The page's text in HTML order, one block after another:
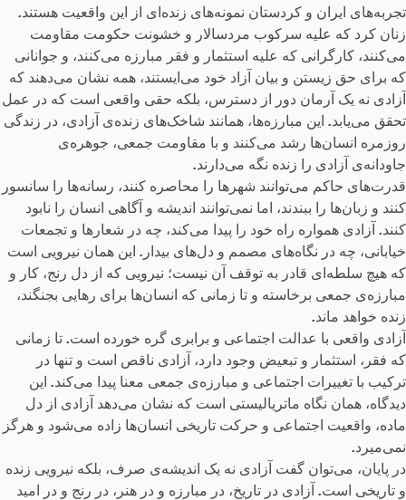
تجربه‌های ایران و کردستان نمونه‌های زنده‌ای از این واقعیت هستند.
زنان کرد که علیه سرکوب مردسالار و خشونت حکومت مقاومت
می‌کنند، کارگرانی که علیه استثمار و فقر مبارزه می‌کنند، و جوانانی
که برای حق زیستن و بیان آزاد خود می‌ایستند، همه نشان می‌دهند که
آزادی نه یک آرمان دور از دسترس، بلکه حقی واقعی است که در عمل
تحقق می‌یابد. این مبارزه‌ها، همانند شاخک‌های زنده‌ی آزادی، در زندگی
روزمره انسان‌ها رشد می‌کنند و با مقاومت جمعی، جوهره‌ی
جاودانه‌ی آزادی را زنده نگه می‌دارند.
قدرت‌های حاکم می‌توانند شهرها را محاصره کنند، رسانه‌ها را سانسور
کنند و زبان‌ها را ببندند، اما نمی‌توانند اندیشه و آگاهی انسان را نابود
کنند. آزادی همواره راه خود را پیدا می‌کند، چه در شعارها و تجمعات
خیابانی، چه در نگاه‌های مصمم و دل‌های بیدار . این همان نیرویی است
که هیچ سلطه‌ای قادر به توقف آن نیست؛ نیرویی که از دل رنج، کار و
مبارزه‌ی جمعی برخاسته و تا زمانی که انسان‌ها برای رهایی بجنگند،
زنده خواهد ماند.
آزادی واقعی با عدالت اجتماعی و برابری گره خورده است. تا زمانی
که فقر، استثمار و تبعیض وجود دارد، آزادی ناقص است و تنها در
ترکیب با تغییرات اجتماعی و مبارزه‌ی جمعی معنا پیدا می‌کند. این
دیدگاه، همان نگاه ماتریالیستی است که نشان می‌دهد آزادی از دل
ماده، واقعیت اجتماعی و حرکت تاریخی انسان‌ها زاده می‌شود و هرگز
نمی‌میرد.
در پایان، می‌توان گفت آزادی نه یک اندیشه‌ی صرف، بلکه نیرویی زنده
و تاریخی است. آزادی در تاریخ، در مبارزه و در هنر، در رنج و در امید